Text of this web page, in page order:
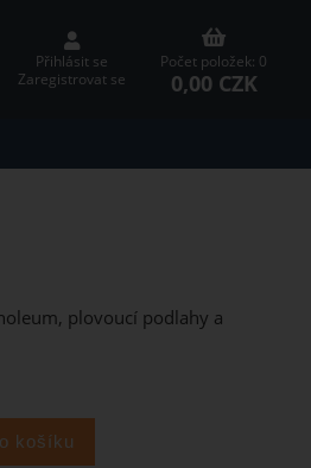
Přihlásit se
Zaregistrovat se
Počet položek: 0
0,00 CZK
plovoucí podlahy a